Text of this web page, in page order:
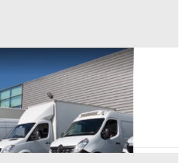
all'asta a Padova